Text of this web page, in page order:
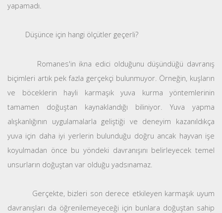
yapamadı.
Düşünce için hangi ölçütler geçerli?
Romanes'in ikna edici olduğunu düşündüğü davranış
biçimleri artık pek fazla gerçekçi bulunmuyor. Örneğin, kuşların
ve böceklerin hayli karmaşık yuva kurma yöntemlerinin
tamamen doğuştan kaynaklandığı biliniyor. Yuva yapma
alışkanlığının uygulamalarla geliştiği ve deneyim kazanıldıkça
yuva için daha iyi yerlerin bulunduğu doğru ancak hayvan işe
koyulmadan önce bu yöndeki davranışını belirleyecek temel
unsurların doğuştan var olduğu yadsınamaz.
Gerçekte, bizleri son derece etkileyen karmaşık uyum
davranışları da öğrenilemeyeceği için bunlara doğuştan sahip